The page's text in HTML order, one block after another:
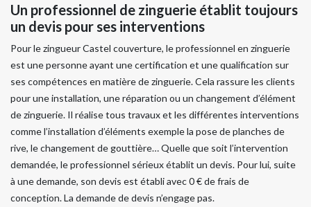
Un professionnel de zinguerie établit toujours
un devis pour ses interventions
Pour le zingueur Castel couverture, le professionnel en zinguerie
est une personne ayant une certification et une qualification sur
ses compétences en matière de zinguerie. Cela rassure les clients
pour une installation, une réparation ou un changement d’élément
de zinguerie. Il réalise tous travaux et les différentes interventions
comme l’installation d’éléments exemple la pose de planches de
rive, le changement de gouttière… Quelle que soit l’intervention
demandée, le professionnel sérieux établit un devis. Pour lui, suite
à une demande, son devis est établi avec 0 € de frais de
conception. La demande de devis n’engage pas.